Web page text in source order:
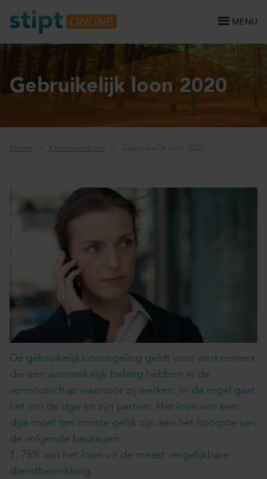
MENU
Gebruikelijk loon 2020
Home Kenniscentrum Gebruikelijk loon 2020
De gebruikelijkloonregeling geldt voor werknemers
die een aanmerkelijk belang hebben in de
vennootschap waarvoor zij werken. In de regel gaat
het om de dga en zijn partner. Het loon van een
dga moet ten minste gelijk zijn aan het hoogste van
de volgende bedragen:
1. 75% van het loon uit de meest vergelijkbare
dienstbetrekking;